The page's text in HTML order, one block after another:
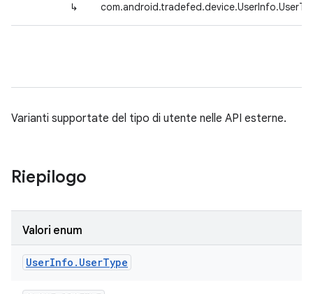
↳
Varianti supportate del tipo di utente nelle API esterne.
Riepilogo
Valori enum
UserInfo . UserType